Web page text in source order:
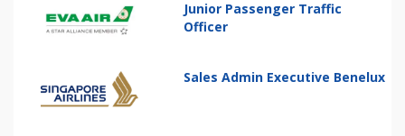
Junior Passenger Traffic
Officer
Sales Admin Executive Benelux